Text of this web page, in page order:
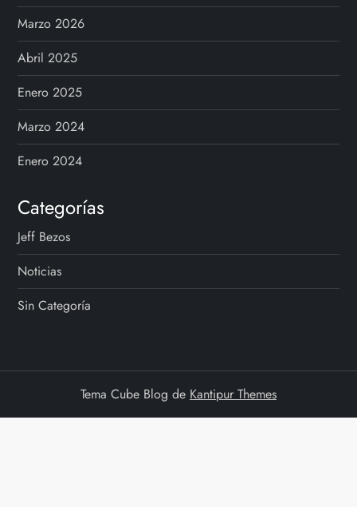
Marzo 2026
Abril 2025
Enero 2025
Marzo 2024
Enero 2024
Categorías
Jeff Bezos
Noticias
Sin Categoría
Tema Cube Blog de Kantipur Themes